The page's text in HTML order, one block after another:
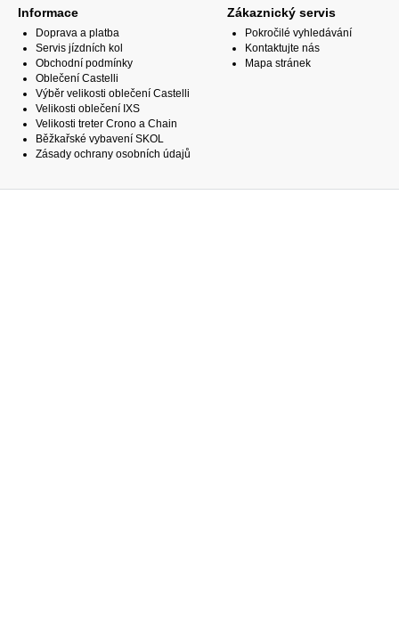
Informace
Doprava a platba
Servis jízdních kol
Obchodní podmínky
Oblečení Castelli
Výběr velikosti oblečení Castelli
Velikosti oblečení IXS
Velikosti treter Crono a Chain
Běžkařské vybavení SKOL
Zásady ochrany osobních údajů
Zákaznický servis
Pokročilé vyhledávání
Kontaktujte nás
Mapa stránek